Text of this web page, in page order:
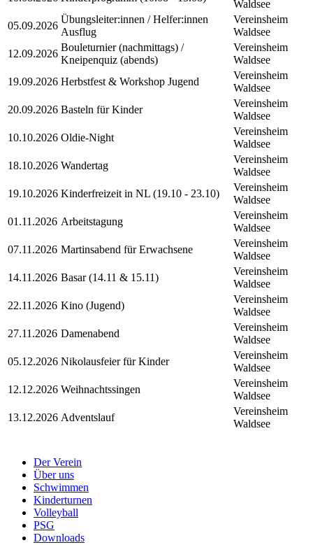
Waldsee
05.09.2026
Übungsleiter:innen / Helfer:innen
Ausflug
Vereinsheim
Waldsee
12.09.2026
Bouleturnier (nachmittags) /
Kneipenquiz (abends)
Vereinsheim
Waldsee
19.09.2026 Herbstfest & Workshop Jugend
Vereinsheim
Waldsee
20.09.2026 Basteln für Kinder
Vereinsheim
Waldsee
10.10.2026 Oldie-Night
Vereinsheim
Waldsee
18.10.2026 Wandertag
Vereinsheim
Waldsee
19.10.2026 Kinderfreizeit in NL (19.10 - 23.10)
Vereinsheim
Waldsee
01.11.2026 Arbeitstagung
Vereinsheim
Waldsee
07.11.2026 Martinsabend für Erwachsene
Vereinsheim
Waldsee
14.11.2026 Basar (14.11 & 15.11)
Vereinsheim
Waldsee
22.11.2026 Kino (Jugend)
Vereinsheim
Waldsee
27.11.2026 Damenabend
Vereinsheim
Waldsee
05.12.2026 Nikolausfeier für Kinder
Vereinsheim
Waldsee
12.12.2026 Weihnachtssingen
Vereinsheim
Waldsee
13.12.2026 Adventslauf
Vereinsheim
Waldsee
Der Verein
Über uns
Schwimmen
Kinderturnen
Volleyball
PSG
Downloads